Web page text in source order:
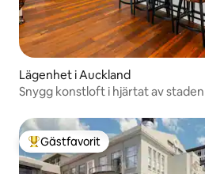
Lägenhet i Auckland
Snygg konstloft i hjärtat av staden
Populär gästfavorit
Gästfavorit